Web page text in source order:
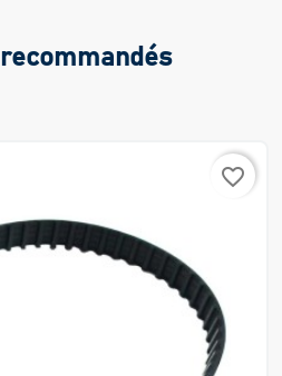
favorite_border